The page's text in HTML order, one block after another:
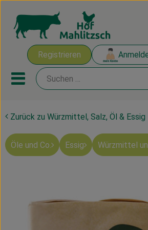
Registrieren
Mobiles Menu
Ökokisten
Mahlitzscher Produkte
Zurück zu Würzmittel, Salz, Öl & Essig
Öle und Co. Essig Würzmittel